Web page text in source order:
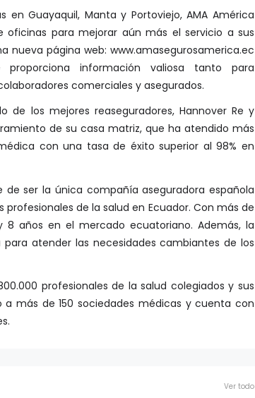
Guayaquil, Manta y Portoviejo, AMA América
oficinas para mejorar aún más el servicio a sus
nueva página web: www.amasegurosamerica.ec
información valiosa tanto para
comerciales y asegurados.
de los mejores reaseguradores, Hannover Re y
de su casa matriz, que ha atendido más
con una tasa de éxito superior al 98% en
de ser la única compañía aseguradora española
de la salud en Ecuador. Con más de
8 años en el mercado ecuatoriano. Además, la
atender las necesidades cambiantes de los
profesionales de la salud colegiados y sus
a más de 150 sociedades médicas y cuenta con
Ver todo